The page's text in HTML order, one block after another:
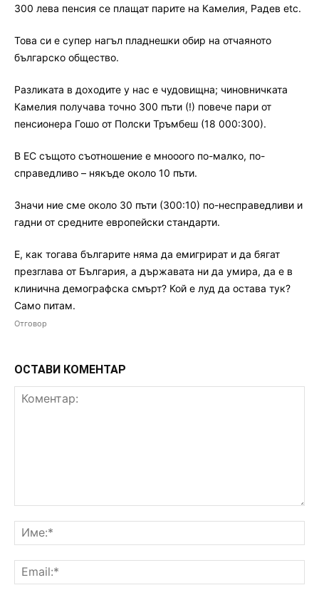
300 лева пенсия се плащат парите на Камелия, Радев etc.
Това си е супер нагъл пладнешки обир на отчаяното
българско общество.
Разликата в доходите у нас е чудовищна; чиновничката
Камелия получава точно 300 пъти (!) повече пари от
пенсионера Гошо от Полски Тръмбеш (18 000:300).
В ЕС същото съотношение е мнооого по-малко, по-
справедливо – някъде около 10 пъти.
Значи ние сме около 30 пъти (300:10) по-несправедливи и
гадни от средните европейски стандарти.
Е, как тогава българите няма да емигрират и да бягат
презглава от България, а държавата ни да умира, да е в
клинична демографска смърт? Кой е луд да остава тук?
Само питам.
Отговор
ОСТАВИ КОМЕНТАР